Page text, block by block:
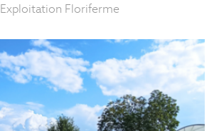
Exploitation Floriferme